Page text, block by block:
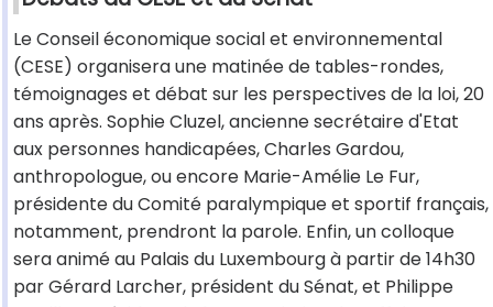
Le Conseil économique social et environnemental
(CESE) organisera une matinée de tables-rondes,
témoignages et débat sur les perspectives de la loi, 20
ans après. Sophie Cluzel, ancienne secrétaire d'Etat
aux personnes handicapées, Charles Gardou,
anthropologue, ou encore Marie-Amélie Le Fur,
présidente du Comité paralympique et sportif français,
notamment, prendront la parole. Enfin, un colloque
sera animé au Palais du Luxembourg à partir de 14h30
par Gérard Larcher, président du Sénat, et Philippe